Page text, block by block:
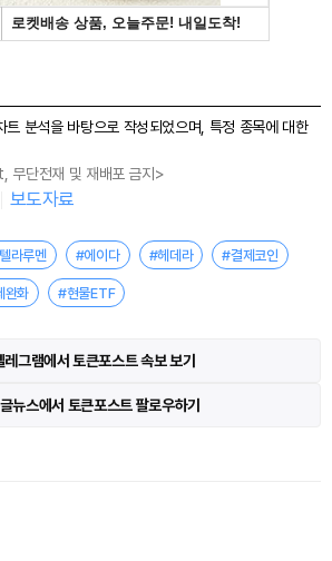
트 분석을 바탕으로 작성되었으며, 특정 종목에 대한
단전재 및 재배포 금지>
보도자료
라루멘 #에이다 #헤데라 #결제코인
완화 #현물ETF
레그램에서 토큰포스트 속보 보기
뉴스에서 토큰포스트 팔로우하기